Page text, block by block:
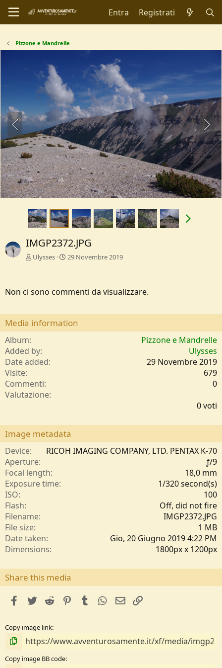
Entra Registrati
Pizzone e Mandrelle
IMGP2372.JPG
Ulysses 29 Novembre 2019
Non ci sono commenti da visualizzare.
Media information
Album
Pizzone e Mandrelle
Added by
Ulysses
Date added
29 Novembre 2019
Visite
679
Commenti
0
Valutazione
0
t
e
l
/
a
0 voti
Image metadata
Device
RICOH IMAGING COMPANY, LTD. PENTAX K-70
Aperture
ƒ/9
Focal length
18,0 mm
Exposure time
1/320 second(s)
ISO
100
Flash
Off, did not fire
Filename
IMGP2372.JPG
File size
1 MB
Date taken
Gio, 20 Giugno 2019 4:22 PM
Dimensions
1800px x 1200px
Share this media
facebookTwitterReddit PinterestTumblrWhatsApp
e-mail
Copy image link
Copy image BB code